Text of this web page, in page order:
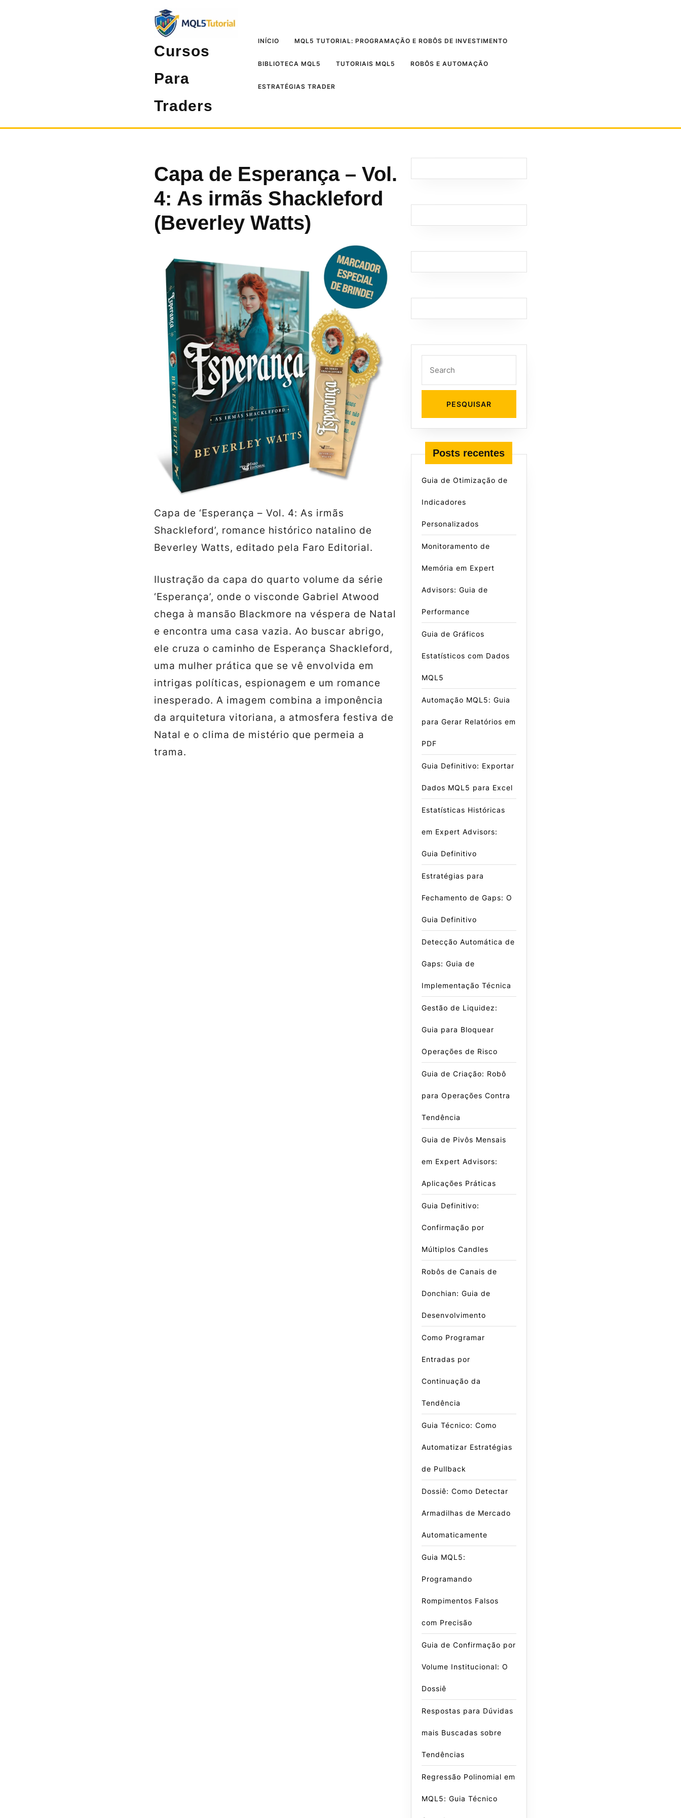
Cursos
Para
Traders
INÍCIO MQL5 TUTORIAL: PROGRAMAÇÃO E ROBÔS DE INVESTIMENTO
BIBLIOTECA MQL5 TUTORIAIS MQL5 ROBÔS E AUTOMAÇÃO
ESTRATÉGIAS TRADER
Capa de Esperança – Vol.
4: As irmãs Shackleford
(Beverley Watts)
Capa de ‘Esperança – Vol. 4: As irmãs
Shackleford’, romance histórico natalino de
Beverley Watts, editado pela Faro Editorial.
Ilustração da capa do quarto volume da série
‘Esperança’, onde o visconde Gabriel Atwood
chega à mansão Blackmore na véspera de Natal
e encontra uma casa vazia. Ao buscar abrigo,
ele cruza o caminho de Esperança Shackleford,
uma mulher prática que se vê envolvida em
intrigas políticas, espionagem e um romance
inesperado. A imagem combina a imponência
da arquitetura vitoriana, a atmosfera festiva de
Natal e o clima de mistério que permeia a
trama.
Posts recentes
Guia de Otimização de
Indicadores
Personalizados
Monitoramento de
Memória em Expert
Advisors: Guia de
Performance
Guia de Gráficos
Estatísticos com Dados
MQL5
Automação MQL5: Guia
para Gerar Relatórios em
PDF
Guia Definitivo: Exportar
Dados MQL5 para Excel
Estatísticas Históricas
em Expert Advisors:
Guia Definitivo
Estratégias para
Fechamento de Gaps: O
Guia Definitivo
Detecção Automática de
Gaps: Guia de
Implementação Técnica
Gestão de Liquidez:
Guia para Bloquear
Operações de Risco
Guia de Criação: Robô
para Operações Contra
Tendência
Guia de Pivôs Mensais
em Expert Advisors:
Aplicações Práticas
Guia Definitivo:
Confirmação por
Múltiplos Candles
Robôs de Canais de
Donchian: Guia de
Desenvolvimento
Como Programar
Entradas por
Continuação da
Tendência
Guia Técnico: Como
Automatizar Estratégias
de Pullback
Dossiê: Como Detectar
Armadilhas de Mercado
Automaticamente
Guia MQL5:
Programando
Rompimentos Falsos
com Precisão
Guia de Confirmação por
Volume Institucional: O
Dossiê
Respostas para Dúvidas
mais Buscadas sobre
Tendências
Regressão Polinomial em
MQL5: Guia Técnico